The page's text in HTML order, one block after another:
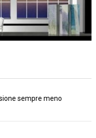
sempre meno